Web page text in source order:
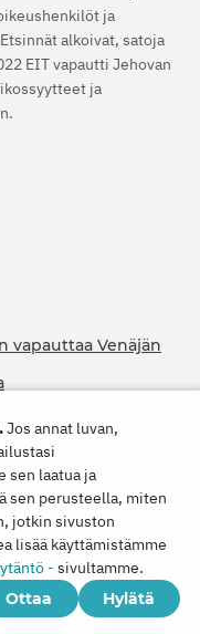
ja
alkoivat, satoja
EIT vapautti Jehovan
ja
vapauttaa Venäjän
Jos annat luvan,
sen laatua ja
sen perusteella, miten
jotkin sivuston
lisää käyttämistämme
- sivultamme.
Ottaa
Hylätä